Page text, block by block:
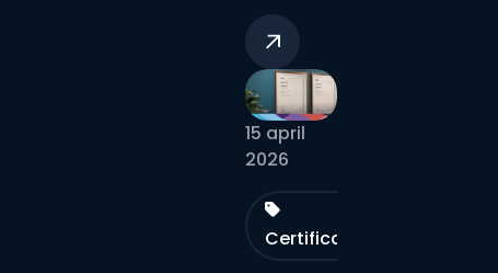
15 april
2026
Certificaten